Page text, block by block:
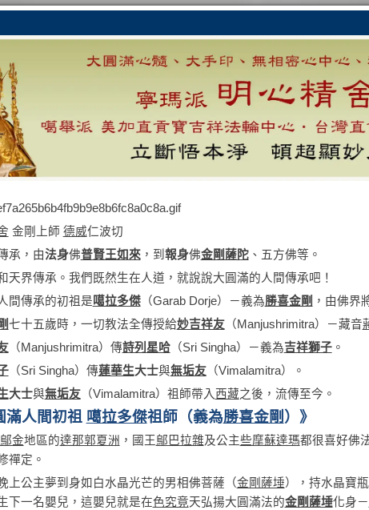
金剛上師 德威仁波切
承，由法身佛普賢王如來，到 報身佛金剛薩陀、五方佛等。
天界傳承。我們既然生在人道，就說說大圓滿的人間傳承吧！
間傳承的初祖是噶拉多傑（Garab Dorje）－義為勝喜金剛 ，由佛界
七十五歲時，一切教法全傳授給妙吉祥友（Manjushrimitra）－藏音
（Manjushrimitra）傳詩列星哈（Sri Singha）－義為吉祥獅子。
（Sri Singha）傳蓮華生大士與無垢友（Vimalamitra）。
大士與無垢友（Vimalamitra）祖師帶入西藏之後，流傳至今。
滿人間初祖 噶拉多傑祖師（義為勝喜金剛）》
鄔金地區的達那郭夏洲 ，國王鄔巴拉雜及公主些摩蘇達瑪都很喜好佛
禪定。
上公主夢到身如白水晶光芒的男相佛菩薩（金剛薩埵），持水晶寶
下一名嬰兒，這嬰兒就是在色究竟天弘揚大圓滿法的金剛薩埵化身－